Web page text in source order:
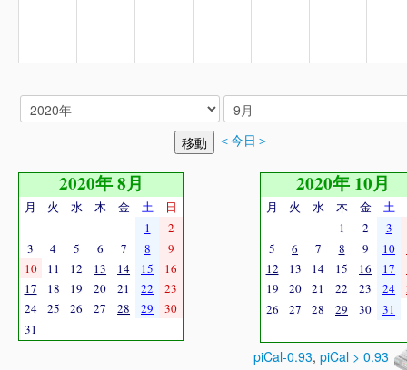
＜今日＞
2020年 8月
月 火 水 木 金 土
日
1
2
3
4 5 6 7 8
9
10
11 12 13 14 15
16
17
18 19 20 21 22
23
24
25 26 27 28 29
30
31
2020年 10月
月 火 水 木 金 土
1
2
3
5
6 7 8 9 10
12
13 14 15 16 17
19
20 21 22 23 24
26
27 28 29 30 31
piCal-0.93, piCal > 0.93